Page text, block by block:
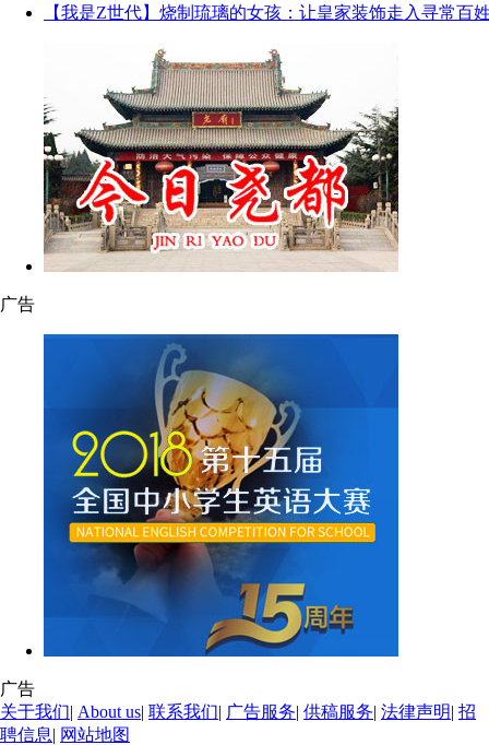
【我是Z世代】烧制琉璃的女孩：让皇家装饰走入寻常百
广告
广告
关于我们| About us| 联系我们| 广告服务| 供稿服务| 法律声明| 招
聘信息| 网站地图